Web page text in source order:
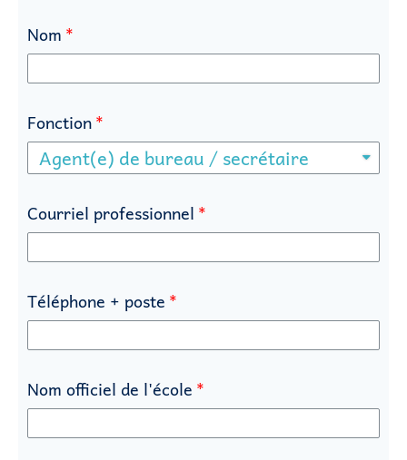
Nom
Fonction
Courriel professionnel
Téléphone + poste
Nom officiel de l'école